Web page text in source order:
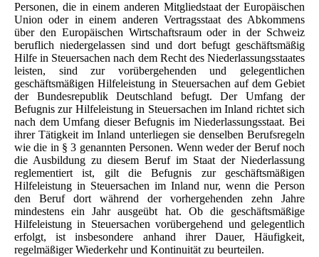
Personen, die in einem anderen Mitgliedstaat der Europäischen
Union oder in einem anderen Vertragsstaat des Abkommens
über den Europäischen Wirtschaftsraum oder in der Schweiz
beruflich niedergelassen sind und dort befugt geschäftsmäßig
Hilfe in Steuersachen nach dem Recht des Niederlassungsstaates
leisten, sind zur vorübergehenden und gelegentlichen
geschäftsmäßigen Hilfeleistung in Steuersachen auf dem Gebiet
der Bundesrepublik Deutschland befugt. Der Umfang der
Befugnis zur Hilfeleistung in Steuersachen im Inland richtet sich
nach dem Umfang dieser Befugnis im Niederlassungsstaat. Bei
ihrer Tätigkeit im Inland unterliegen sie denselben Berufsregeln
wie die in § 3 genannten Personen. Wenn weder der Beruf noch
die Ausbildung zu diesem Beruf im Staat der Niederlassung
reglementiert ist, gilt die Befugnis zur geschäftsmäßigen
Hilfeleistung in Steuersachen im Inland nur, wenn die Person
den Beruf dort während der vorhergehenden zehn Jahre
mindestens ein Jahr ausgeübt hat. Ob die geschäftsmäßige
Hilfeleistung in Steuersachen vorübergehend und gelegentlich
erfolgt, ist insbesondere anhand ihrer Dauer, Häufigkeit,
regelmäßiger Wiederkehr und Kontinuität zu beurteilen.